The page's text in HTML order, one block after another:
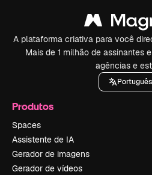
A plataforma criativa para você
Mais de 1 milhão de assinantes
agências e
Português
Produtos
Spaces
Assistente de IA
Gerador de imagens
Gerador de vídeos